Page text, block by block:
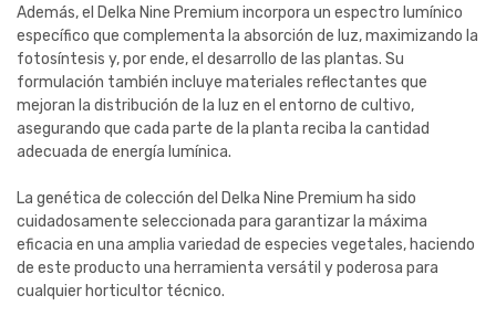
Además, el Delka Nine Premium incorpora un espectro lumínico
específico que complementa la absorción de luz, maximizando la
fotosíntesis y, por ende, el desarrollo de las plantas. Su
formulación también incluye materiales reflectantes que
mejoran la distribución de la luz en el entorno de cultivo,
asegurando que cada parte de la planta reciba la cantidad
adecuada de energía lumínica.
La genética de colección del Delka Nine Premium ha sido
cuidadosamente seleccionada para garantizar la máxima
eficacia en una amplia variedad de especies vegetales, haciendo
de este producto una herramienta versátil y poderosa para
cualquier horticultor técnico.